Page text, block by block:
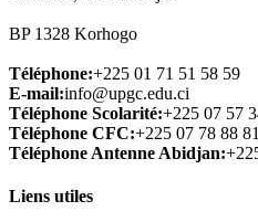
BP 1328 Korhogo
Téléphone:+225 01 71 51 58 59
E-mail:info@upgc.edu.ci
Téléphone Scolarité:+225 07 57
Téléphone CFC:+225 07 78 88
Téléphone Antenne Abidjan:
Liens utiles